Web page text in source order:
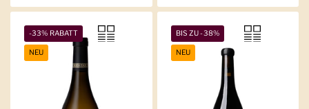
-33% RABATT
NEU
BIS ZU -38%
NEU